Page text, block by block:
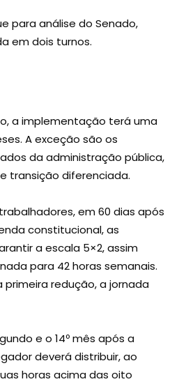
para análise do Senado,
em dois turnos.
a implementação terá uma
A exceção são os
da administração pública,
transição diferenciada.
em 60 dias após
constitucional, as
a escala 5×2, assim
para 42 horas semanais.
primeira redução, a jornada
e o 14º mês após a
deverá distribuir, ao
horas acima das oito